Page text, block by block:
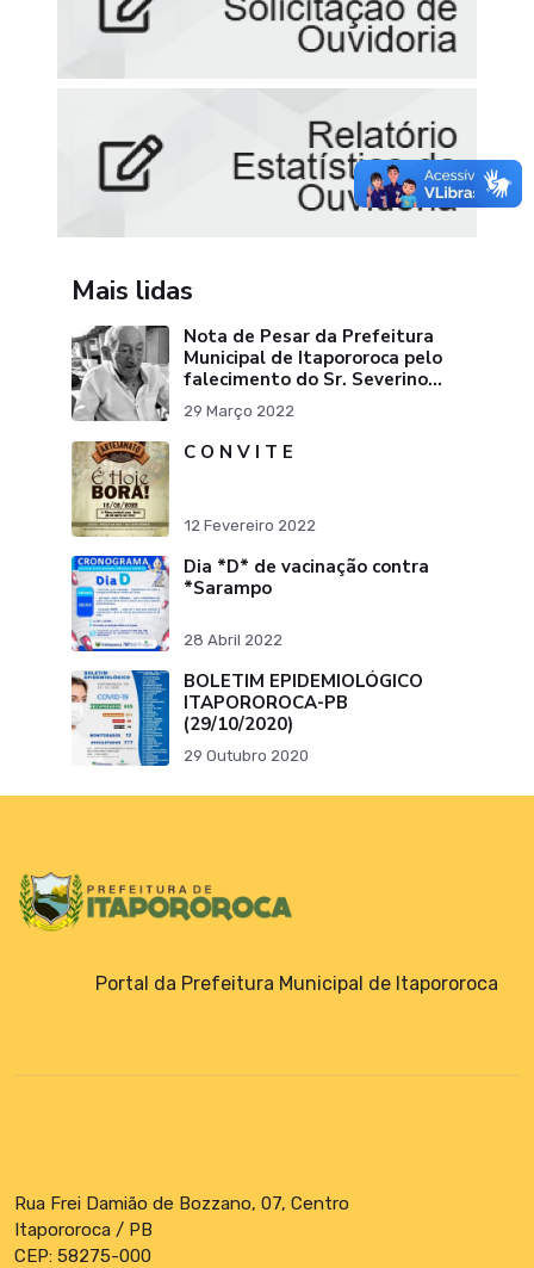
Mais lidas
Nota de Pesar da Prefeitura
Municipal de Itapororoca pelo
falecimento do Sr. Severino
Ribeiro da Silva "Pai do Ex-
Prefei
29 Março 2022
C O N V I T E
12 Fevereiro 2022
Dia *D* de vacinação contra
*Sarampo
28 Abril 2022
BOLETIM EPIDEMIOLÓGICO
ITAPOROROCA-PB
(29/10/2020)
29 Outubro 2020
Portal da Prefeitura Municipal de Itapororoca
Rua Frei Damião de Bozzano, 07, Centro
Itapororoca / PB
CEP: 58275-000